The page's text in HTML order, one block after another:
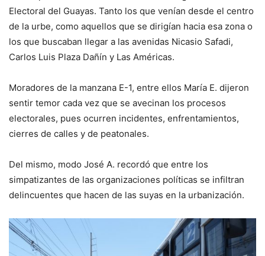
Electoral del Guayas. Tanto los que venían desde el centro
de la urbe, como aquellos que se dirigían hacia esa zona o
los que buscaban llegar a las avenidas Nicasio Safadi,
Carlos Luis Plaza Dañín y Las Américas.
Moradores de la manzana E-1, entre ellos María E. dijeron
sentir temor cada vez que se avecinan los procesos
electorales, pues ocurren incidentes, enfrentamientos,
cierres de calles y de peatonales.
Del mismo, modo José A. recordó que entre los
simpatizantes de las organizaciones políticas se infiltran
delincuentes que hacen de las suyas en la urbanización.